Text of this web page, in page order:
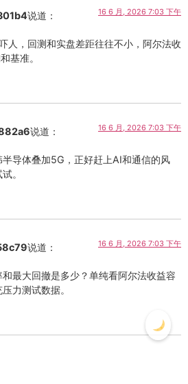
说道： 16 6 月, 2026 7:03 下午
人，回测和实盘差距往往不小，阿尔法收
基准。
说道： 16 6 月, 2026 7:03 下午
导体叠加5G，正好赶上AI和通信的风
。
说道： 16 6 月, 2026 7:03 下午
最大回撤是多少？单纯看阿尔法收益容
力测试数据。